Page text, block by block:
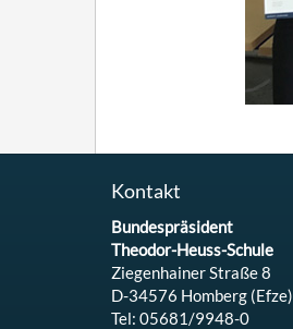
Kontakt
Bundespräsident
Theodor-Heuss-Schule
Ziegenhainer Straße 8
D-34576 Homberg (Efze)
Tel: 05681/9948-0